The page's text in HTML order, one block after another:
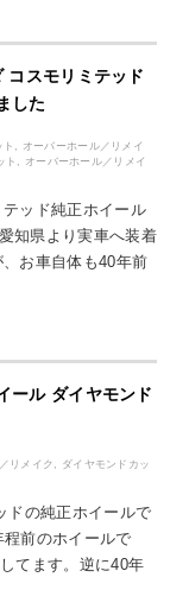
コスモリミテッド
した
, オーバーホール／リメイ
ト , オーバーホール／リメイ
ッド純正ホイール
知県より実車へ装着
お車自体も40年前
ール ダイヤモンド
リメイク , ダイヤモンドカッ
ドの純正ホイールで
前のホイールで
てます。逆に40年